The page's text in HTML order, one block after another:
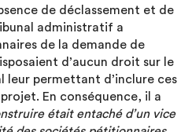
de déclassement et de
administratif a
de la demande de
d’aucun droit sur le
leur permettant d’inclure ces
En conséquence, il a
était entaché d’un vice